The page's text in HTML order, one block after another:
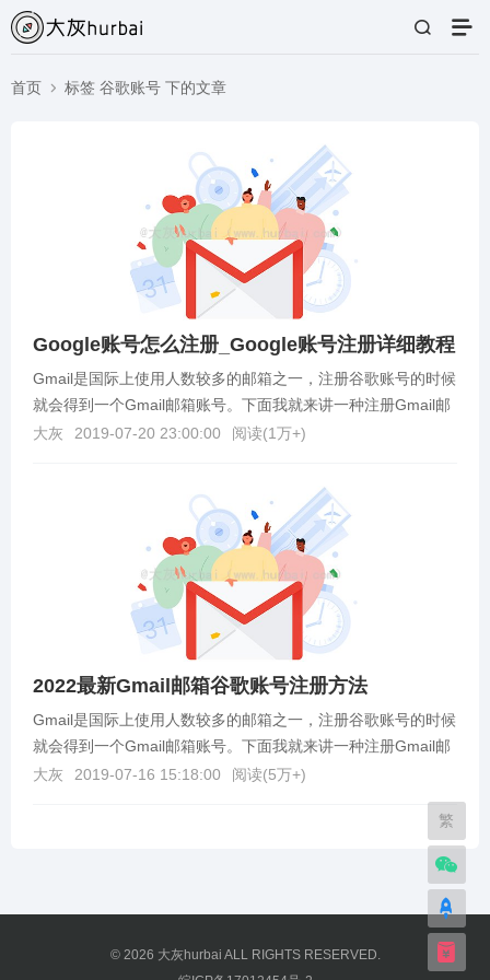
首页 标签 谷歌账号 下的文章
Google账号怎么注册_Google账号注册详细教程
Gmail是国际上使用人数较多的邮箱之一，注册谷歌账号的时候
就会得到一个Gmail邮箱账号。下面我就来讲一种注册Gmail邮
箱账号的方法。谷歌邮箱注册教程1.首...
大灰 2019-07-20 23:00:00 阅读(1万+)
2022最新Gmail邮箱谷歌账号注册方法
Gmail是国际上使用人数较多的邮箱之一，注册谷歌账号的时候
就会得到一个Gmail邮箱账号。下面我就来讲一种注册Gmail邮
箱账号的方法。谷歌邮箱注册教程1.首...
大灰 2019-07-16 15:18:00 阅读(5万+)
© 2026 大灰hurbai ALL RIGHTS RESERVED.
繁